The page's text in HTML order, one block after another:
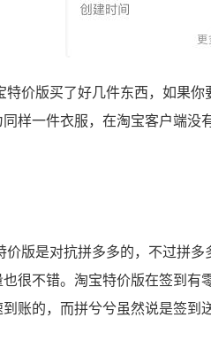
价版买了好几件东西，如果你
样一件衣服，在淘宝客户端
版是对抗拼多多的，不过拼多
很不错。淘宝特价版在签到
账的，而拼兮兮虽然说是签到